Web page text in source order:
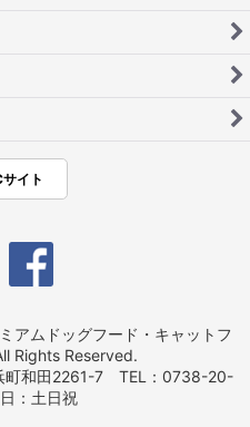
イト
アムドッグフード・キャットフ
Rights Reserved.
町和田2261-7 TEL：0738-20-
：土日祝